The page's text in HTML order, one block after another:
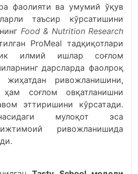
фаолияти ва умумий ўқув
таъсир кўрсатишини
Food & Nutrition Research
ProMeal тадқиқотлари
илмий ишлар соғлом
дарсларда фаолроқ
жиҳатдан ривожланишини,
соғлом овқатланишни
эттиришини кўрсатади.
мулоқот эса
ривожланишида